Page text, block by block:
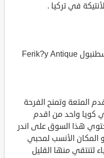
1- بازار فيري كويا للأنتيكة في اسطنبول Ferik?y Antique
المتعة وتمنح الفرحة
كويا واحد من اقدم
هذا السوق على اندر
المكان الأنسب لمحبي
لتنتقي منها القليل